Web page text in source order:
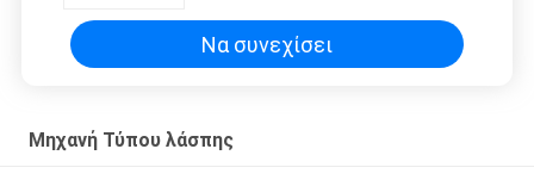
Να συνεχίσει
Μηχανή Τύπου λάσπης